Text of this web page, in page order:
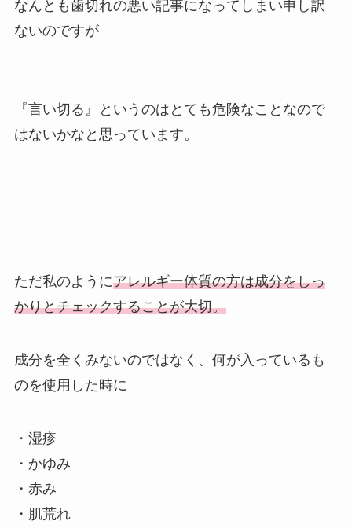
なんとも歯切れの悪い記事になってしまい申し訳
ないのですが
『言い切る』というのはとても危険なことなので
はないかなと思っています。
ただ私のようにアレルギー体質の方は成分をしっ
かりとチェックすることが大切。
成分を全くみないのではなく、何が入っているも
のを使用した時に
・湿疹
・かゆみ
・赤み
・肌荒れ